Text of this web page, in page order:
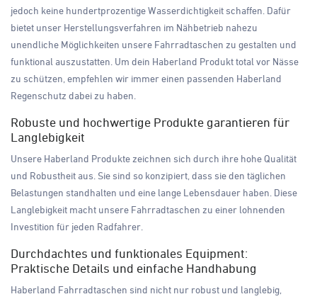
jedoch keine hundertprozentige Wasserdichtigkeit schaffen. Dafür
bietet unser Herstellungsverfahren im Nähbetrieb nahezu
unendliche Möglichkeiten unsere Fahrradtaschen zu gestalten und
funktional auszustatten. Um dein Haberland Produkt total vor Nässe
zu schützen, empfehlen wir immer einen passenden Haberland
Regenschutz dabei zu haben.
Robuste und hochwertige Produkte garantieren für
Langlebigkeit
Unsere Haberland Produkte zeichnen sich durch ihre hohe Qualität
und Robustheit aus. Sie sind so konzipiert, dass sie den täglichen
Belastungen standhalten und eine lange Lebensdauer haben. Diese
Langlebigkeit macht unsere Fahrradtaschen zu einer lohnenden
Investition für jeden Radfahrer.
Durchdachtes und funktionales Equipment:
Praktische Details und einfache Handhabung
Haberland Fahrradtaschen sind nicht nur robust und langlebig,